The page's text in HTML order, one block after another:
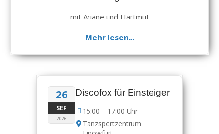
mit Ariane und Hartmut
Mehr lesen...
26
SEP
2026
Discofox für Einsteiger
15:00 – 17:00 Uhr
Tanzsportzentrum